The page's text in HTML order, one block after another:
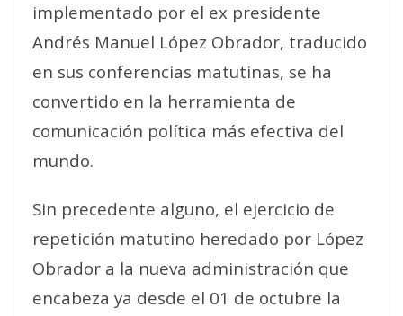
implementado por el ex presidente
Andrés Manuel López Obrador, traducido
en sus conferencias matutinas, se ha
convertido en la herramienta de
comunicación política más efectiva del
mundo.
Sin precedente alguno, el ejercicio de
repetición matutino heredado por López
Obrador a la nueva administración que
encabeza ya desde el 01 de octubre la